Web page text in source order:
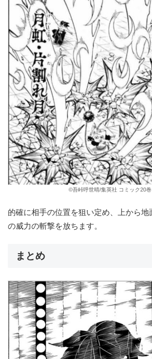
©吾峠呼世晴/集英社 コミック20巻
的確に相手の位置を狙い定め、上から地
の威力の斬撃を放ちます。
まとめ